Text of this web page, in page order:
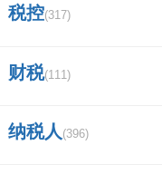
我要评论
税控(317)
财税(111)
纳税人 (396)